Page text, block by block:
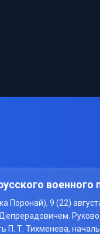
военного
Поронай), 9 (22)
П. Т. Тихменева,